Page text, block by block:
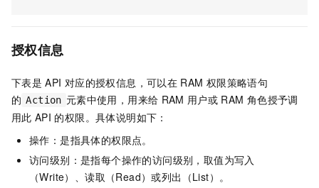
授权信息
下表是 API 对应的授权信息，可以在 RAM 权限策略语句
的 Action 元素中使用，用来给 RAM 用户或 RAM 角色授予调
用此 API 的权限。具体说明如下：
操作：是指具体的权限点。
访问级别：是指每个操作的访问级别，取值为写入
（Write）、读取（Read）或列出（List）。